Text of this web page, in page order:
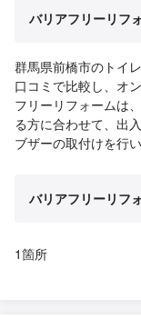
バリアフリーリフ
群馬県前橋市のトイ
口コミで比較し、オ
フリーリフォームは
る方に合わせて、出
ブザーの取付けを行い
バリアフリーリフ
1箇所